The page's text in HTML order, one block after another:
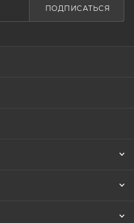
ПОДПИСАТЬСЯ